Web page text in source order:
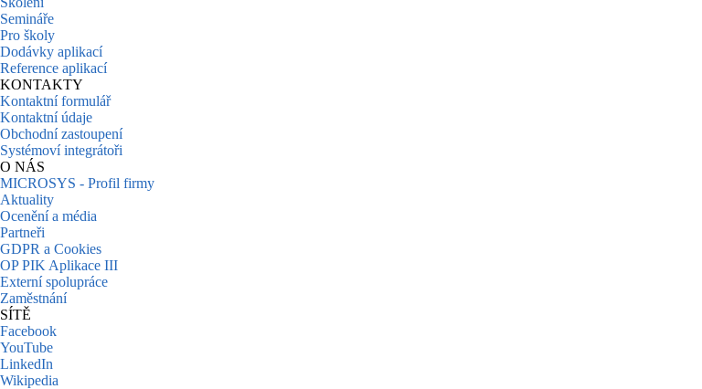
Semináře
Pro školy
Dodávky aplikací
Reference aplikací
KONTAKTY
Kontaktní formulář
Kontaktní údaje
Obchodní zastoupení
Systémoví integrátoři
O NÁS
MICROSYS - Profil firmy
Aktuality
Ocenění a média
Partneři
GDPR a Cookies
OP PIK Aplikace III
Externí spolupráce
Zaměstnání
SÍTĚ
Facebook
YouTube
LinkedIn
Wikipedia